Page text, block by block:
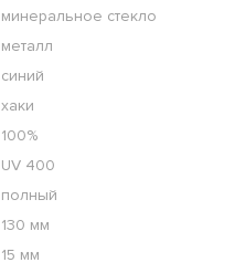
минеральное стекло
металл
синий
хаки
100%
UV 400
полный
130 мм
15 мм